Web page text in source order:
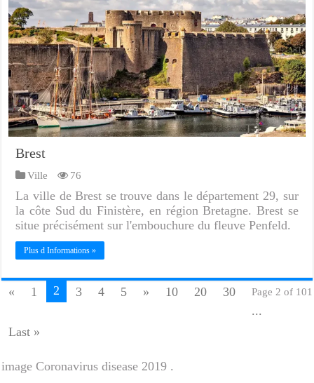
Brest
Ville 76
La ville de Brest se trouve dans le département 29, sur
la côte Sud du Finistère, en région Bretagne. Brest se
situe précisément sur l'embouchure du fleuve Penfeld.
Plus d Informations »
Page 2 of 101
« 1 2 3 4 5 » 10 20
30
...
Last »
image Coronavirus disease 2019 .